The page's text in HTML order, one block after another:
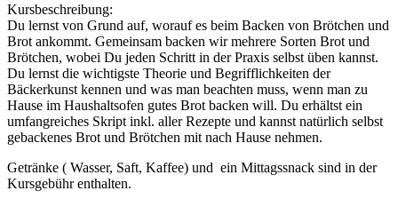
Kursbeschreibung:
Du lernst von Grund auf, worauf es beim Backen von Brötchen und
Brot ankommt. Gemeinsam backen wir mehrere Sorten Brot und
Brötchen, wobei Du jeden Schritt in der Praxis selbst üben kannst.
Du lernst die wichtigste Theorie und Begrifflichkeiten der
Bäckerkunst kennen und was man beachten muss, wenn man zu
Hause im Haushaltsofen gutes Brot backen will. Du erhältst ein
umfangreiches Skript inkl. aller Rezepte und kannst natürlich selbst
gebackenes Brot und Brötchen mit nach Hause nehmen.
Getränke ( Wasser, Saft, Kaffee) und ein Mittagssnack sind in der
Kursgebühr enthalten.